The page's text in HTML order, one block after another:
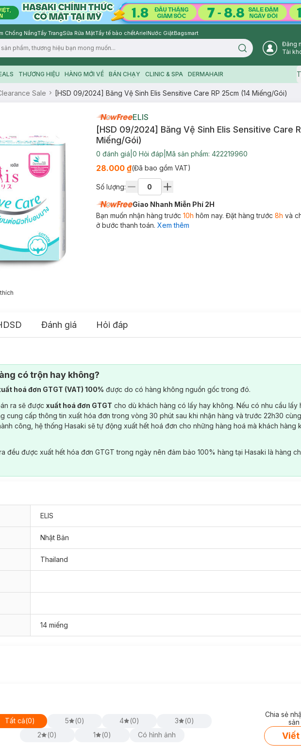
Chống NắngTẩy TrangSữa Rửa MặtTẩy tế bào chếtArielNước GiặtBagsmart
Search icon
Đăng
Tài
THƯƠNG HIỆU HÀNG MỚI VỀ BÁN CHẠY CLINIC & SPA DERMAHAIR
Sale [HSD 09/2024] Băng Vệ Sinh Elis Sensitive Care RP 25cm (14 Miếng/Gói)
ELIS
[HSD 09/2024] Băng Vệ Sinh Elis Sensitive Care
Miếng/Gói)
0 đánh giá 0 Hỏi đáp Mã sản phẩm: 422219960
28.000 ₫(Đã bao gồm VAT)
Số lượng:
Giao Nhanh Miễn Phí 2H
Bạn muốn nhận hàng trước 10h hôm nay. Đặt hàng trước 8h và
ở bước thanh toán. Xem thêm
Đánh giá Hỏi đáp
có trộn hay không?
hoá đơn GTGT (VAT) 100% được do có hàng không nguồn gốc trong đó.
ra sẽ được xuất hoá đơn GTGT cho dù khách hàng có lấy hay không. Nếu có nhu cầu lấy
cung cấp thông tin xuất hóa đơn trong vòng 30 phút sau khi nhận hàng và trước 22h30
công, hệ thống Hasaki sẽ tự động xuất hết hoá đơn cho những hàng hoá mà khách hàng
đều được xuất hết hóa đơn GTGT trong ngày nên đảm bảo 100% hàng tại Hasaki là hàng
ELIS
Nhật Bản
Thailand
14 miếng
Tất cả(0) 5 (0) 4 (0) 3 (0)
2
(0) 1 (0) Có hình ảnh
Chia sẻ
Viết